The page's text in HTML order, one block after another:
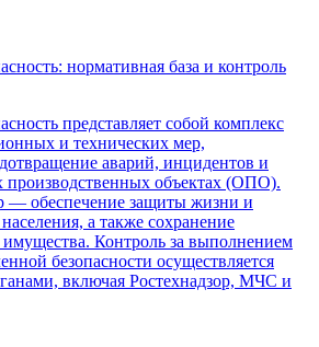
нормативная база и контроль
представляет собой комплекс
и технических мер,
аварий, инцидентов и
производственных объектах (ОПО).
— обеспечение защиты жизни и
а также сохранение
Контроль за выполнением
безопасности осуществляется
включая Ростехнадзор, МЧС и